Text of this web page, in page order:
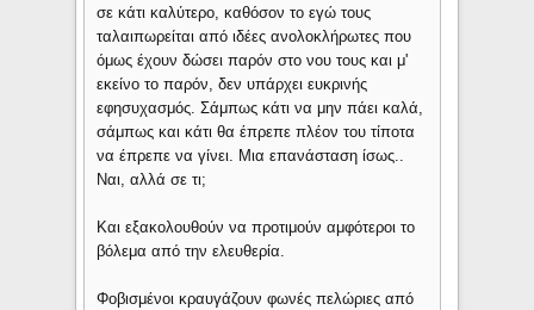
σε κάτι καλύτερο, καθόσον το εγώ τους
ταλαιπωρείται από ιδέες ανολοκλήρωτες που
όμως έχουν δώσει παρόν στο νου τους και μ'
εκείνο το παρόν, δεν υπάρχει ευκρινής
εφησυχασμός. Σάμπως κάτι να μην πάει καλά,
σάμπως και κάτι θα έπρεπε πλέον του τίποτα
να έπρεπε να γίνει. Μια επανάσταση ίσως..
Ναι, αλλά σε τι;
Και εξακολουθούν να προτιμούν αμφότεροι το
βόλεμα από την ελευθερία.
Φοβισμένοι κραυγάζουν φωνές πελώριες από